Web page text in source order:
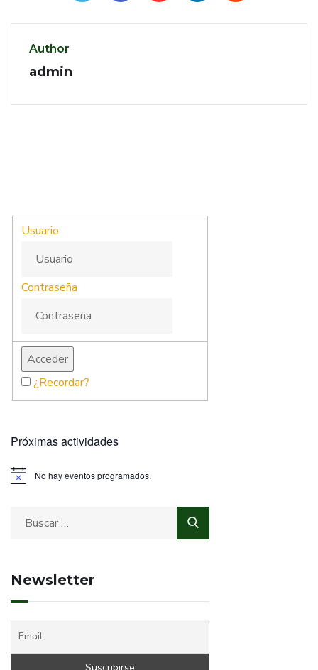
Author
admin
Usuario
Contraseña
¿Recordar?
Próximas actividades
No hay eventos programados.
Newsletter